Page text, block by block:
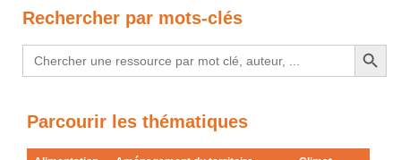
Rechercher par mots-clés
Search
for:
Search Button
Parcourir les thématiques